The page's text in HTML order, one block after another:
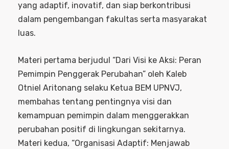
yang adaptif, inovatif, dan siap berkontribusi
dalam pengembangan fakultas serta masyarakat
luas.
Materi pertama berjudul “Dari Visi ke Aksi: Peran
Pemimpin Penggerak Perubahan” oleh Kaleb
Otniel Aritonang selaku Ketua BEM UPNVJ,
membahas tentang pentingnya visi dan
kemampuan pemimpin dalam menggerakkan
perubahan positif di lingkungan sekitarnya.
Materi kedua, “Organisasi Adaptif: Menjawab